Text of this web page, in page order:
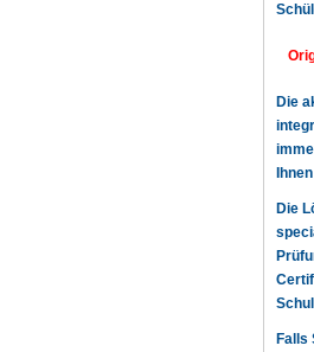
Die
Die
Falls